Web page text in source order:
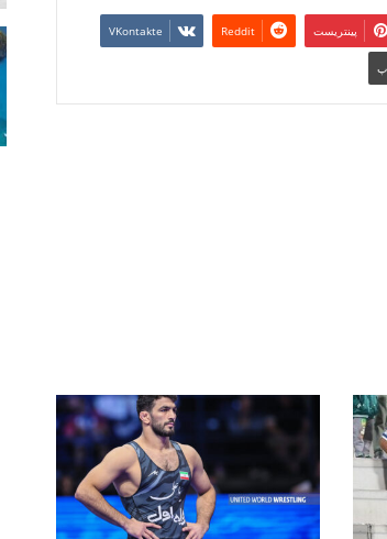
پینتریست Reddit
VKontakte